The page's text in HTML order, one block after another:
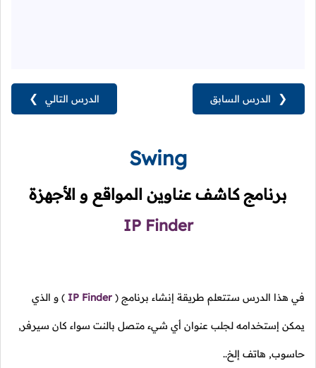
الدرس التالي ❯ ❮ الدرس السابق
Swing
برنامج كاشف عناوين المواقع و الأجهزة
IP Finder
في هذا الدرس ستتعلم طريقة إنشاء برنامج (
IP Finder
) و الذي
يمكن إستخدامه لجلب عنوان أي شيء متصل بالنت سواء كان سيرفر,
حاسوب, هاتف إلخ..